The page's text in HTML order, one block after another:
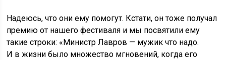
Надеюсь, что они ему помогут. Кстати, он тоже получал
премию от нашего фестиваля и мы посвятили ему
такие строки: «Министр Лавров — мужик что надо.
И в жизни было множество мгновений, когда его